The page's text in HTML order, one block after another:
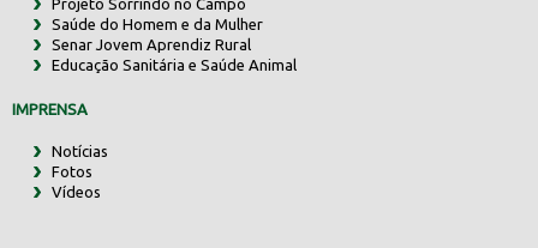
Projeto Sorrindo no Campo
Saúde do Homem e da Mulher
Senar Jovem Aprendiz Rural
Educação Sanitária e Saúde Animal
IMPRENSA
Notícias
Fotos
Vídeos